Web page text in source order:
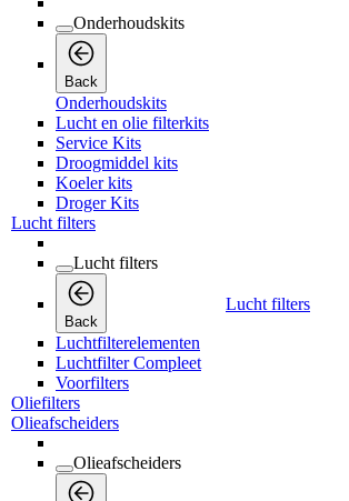
Onderhoudskits
Back
Onderhoudskits
Lucht en olie filterkits
Service Kits
Droogmiddel kits
Koeler kits
Droger Kits
Lucht filters
Lucht filters
Back
Lucht filters
Luchtfilterelementen
Luchtfilter Compleet
Voorfilters
Oliefilters
Olieafscheiders
Olieafscheiders